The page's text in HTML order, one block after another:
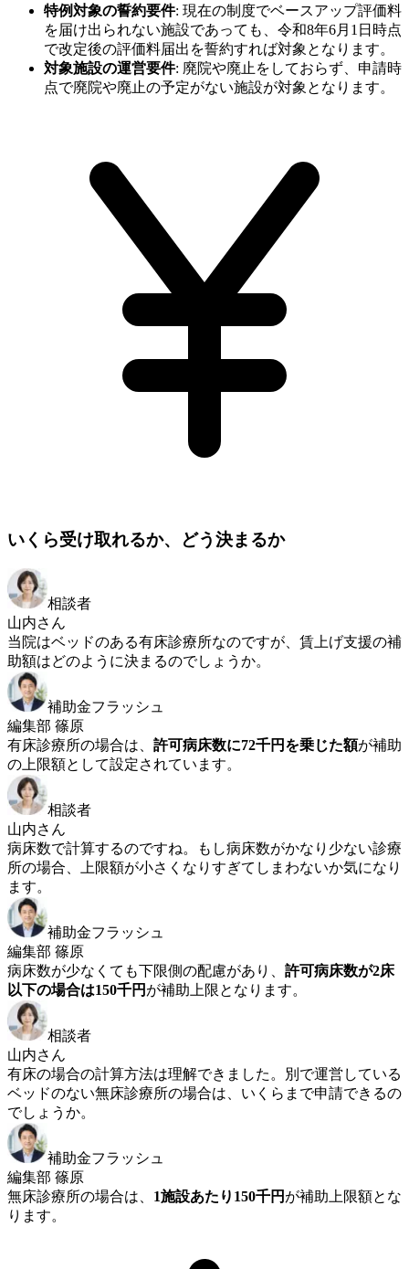
特例対象の誓約要件: 現在の制度でベースアップ評価料
を届け出られない施設であっても、令和8年6月1日時点
で改定後の評価料届出を誓約すれば対象となります。
対象施設の運営要件: 廃院や廃止をしておらず、申請時
点で廃院や廃止の予定がない施設が対象となります。
いくら受け取れるか、どう決まるか
相談者
山内さん
当院はベッドのある有床診療所なのですが、賃上げ支援の補
助額はどのように決まるのでしょうか。
補助金フラッシュ
編集部 篠原
有床診療所の場合は、 許可病床数に72千円を乗じた額が補助
の上限額として設定されています。
相談者
山内さん
病床数で計算するのですね。もし病床数がかなり少ない診療
所の場合、上限額が小さくなりすぎてしまわないか気になり
ます。
補助金フラッシュ
編集部 篠原
病床数が少なくても下限側の配慮があり、 許可病床数が2床
以下の場合は150千円 が補助上限となります。
相談者
山内さん
有床の場合の計算方法は理解できました。別で運営している
ベッドのない無床診療所の場合は、いくらまで申請できるの
でしょうか。
補助金フラッシュ
編集部 篠原
無床診療所の場合は、 1施設あたり150千円 が補助上限額とな
ります。